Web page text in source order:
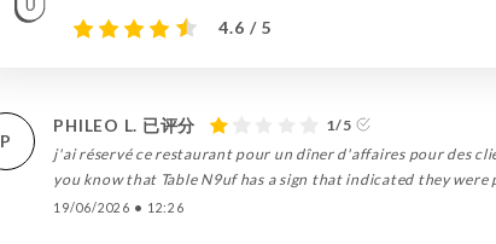
4.6 / 5
P
PHILEO L. 已评分
1/5
j'ai réservé ce restaurant pour un dîner d'affaires pour des
you know that Table N9uf has a sign that indicated they
19/06/2026 • 12:26